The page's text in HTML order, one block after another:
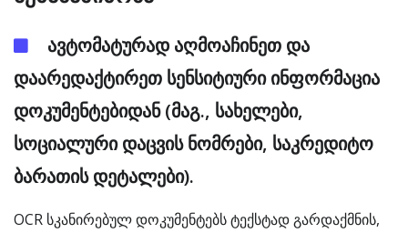
ავტომატურად აღმოაჩინეთ და
დაარედაქტირეთ სენსიტიური ინფორმაცია
დოკუმენტებიდან (მაგ., სახელები,
სოციალური დაცვის ნომრები, საკრედიტო
ბარათის დეტალები).
OCR სკანირებულ დოკუმენტებს ტექსტად გარდაქმნის,